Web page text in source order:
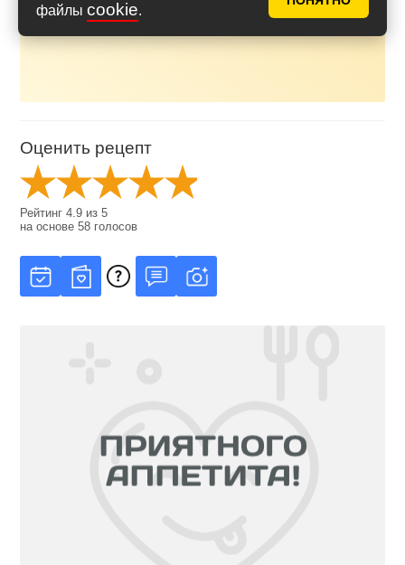
файлы cookie.
муке? Какую муку
выбрать?
Оценить рецепт
Рейтинг4.9 из5
на основе58 голосов